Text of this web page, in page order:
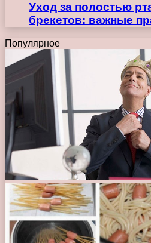
Уход за полостью
брекетов: важные
Популярное